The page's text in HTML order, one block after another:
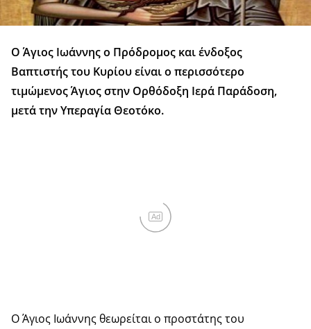
Ο Άγιος Ιωάννης ο Πρόδρομος και ένδοξος
Βαπτιστής του Κυρίου είναι ο περισσότερο
τιμώμενος Άγιος στην Ορθόδοξη Ιερά Παράδοση,
μετά την Υπεραγία Θεοτόκο.
Ad
O Άγιος Ιωάννης θεωρείται ο προστάτης του